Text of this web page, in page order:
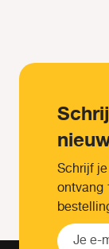
Schrijf
ontvang